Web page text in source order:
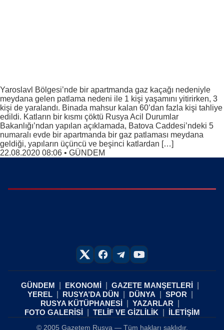
Yaroslavl Bölgesi’nde bir apartmanda gaz kaçağı nedeniyle
meydana gelen patlama nedeni ile 1 kişi yaşamını yitirirken, 3
kişi de yaralandı. Binada mahsur kalan 60’dan fazla kişi tahliye
edildi. Katların bir kısmı çöktü Rusya Acil Durumlar
Bakanlığı’ndan yapılan açıklamada, Batova Caddesi’ndeki 5
numaralı evde bir apartmanda bir gaz patlaması meydana
geldiği, yapıların üçüncü ve beşinci katlardan […]
22.08.2020 08:06 • GÜNDEM
GÜNDEM EKONOMİ
GAZETE MANŞETLERİ
YEREL
RUSYA’DA DÜN DÜNYA
SPOR
RUSYA KÜTÜPHANESİ
YAZARLAR
FOTO GALERİSİ
TELİF VE GİZLİLİK İLETİŞİM
© 2005 Gazetem Rusya — Tüm hakları saklıdır.